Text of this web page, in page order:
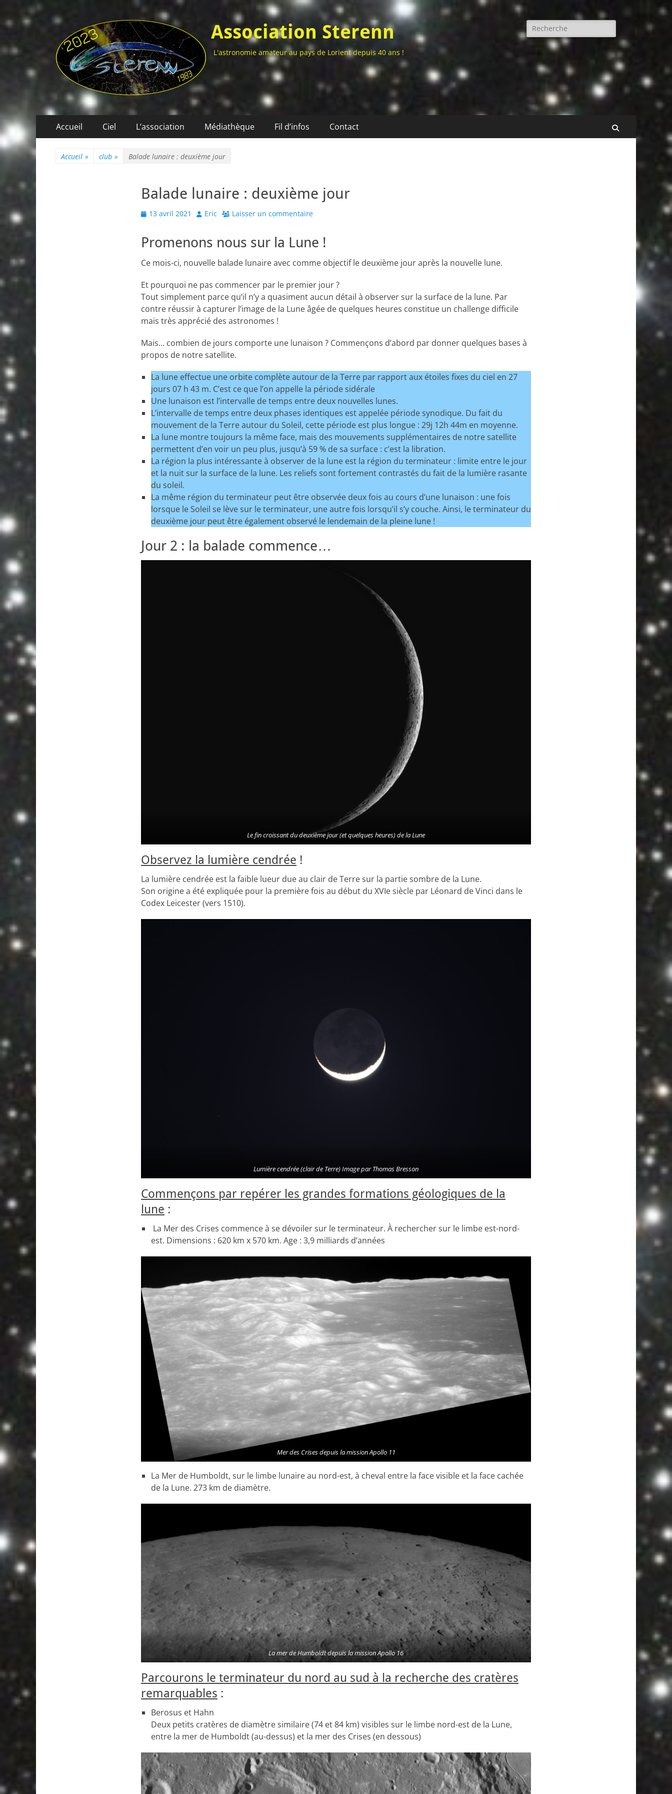
Association Sterenn
L'astronomie amateur au pays de Lorient depuis 40 ans !
Rechercher :
Menu
principal
Accueil Ciel L’association Médiathèque Fil d’infos Contact
Accueil » club » Balade lunaire : deuxième jour
Balade lunaire : deuxième jour
Posted
13 avril 2021 Author
Eric Laisser un commentaire
Promenons nous sur la Lune !
Ce mois-ci, nouvelle balade lunaire avec comme objectif le deuxième jour après la nouvelle lune.
Et pourquoi ne pas commencer par le premier jour ?
Tout simplement parce qu’il n’y a quasiment aucun détail à observer sur la surface de la lune. Par
contre réussir à capturer l’image de la Lune âgée de quelques heures constitue un challenge difficile
mais très apprécié des astronomes !
Mais… combien de jours comporte une lunaison ? Commençons d’abord par donner quelques bases à
propos de notre satellite.
La lune effectue une orbite complète autour de la Terre par rapport aux étoiles fixes du ciel en 27
jours 07 h 43 m. C’est ce que l’on appelle la période sidérale
Une lunaison est l’intervalle de temps entre deux nouvelles lunes.
L’intervalle de temps entre deux phases identiques est appelée période synodique. Du fait du
mouvement de la Terre autour du Soleil, cette période est plus longue : 29j 12h 44m en moyenne.
La lune montre toujours la même face, mais des mouvements supplémentaires de notre satellite
permettent d’en voir un peu plus, jusqu’à 59 % de sa surface : c’est la libration.
La région la plus intéressante à observer de la lune est la région du terminateur : limite entre le jour
et la nuit sur la surface de la lune. Les reliefs sont fortement contrastés du fait de la lumière rasante
du soleil.
La même région du terminateur peut être observée deux fois au cours d’une lunaison : une fois
lorsque le Soleil se lève sur le terminateur, une autre fois lorsqu’il s’y couche. Ainsi, le terminateur du
deuxième jour peut être également observé le lendemain de la pleine lune !
Jour 2 : la balade commence…
Le fin croissant du deuxième jour (et quelques heures) de la Lune
Observez la lumière cendrée !
La lumière cendrée est la faible lueur due au clair de Terre sur la partie sombre de la Lune.
Son origine a été expliquée pour la première fois au début du XVIe siècle par Léonard de Vinci dans le
Codex Leicester (vers 1510).
Lumière cendrée (clair de Terre) Image par Thomas Bresson
Commençons par repérer les grandes formations géologiques de la
lune :
La Mer des Crises commence à se dévoiler sur le terminateur. À rechercher sur le limbe est-nord-
est. Dimensions : 620 km x 570 km. Age : 3,9 milliards d’années
Mer des Crises depuis la mission Apollo 11
La Mer de Humboldt, sur le limbe lunaire au nord-est, à cheval entre la face visible et la face cachée
de la Lune. 273 km de diamètre.
La mer de Humboldt depuis la mission Apollo 16
Parcourons le terminateur du nord au sud à la recherche des cratères
remarquables :
Berosus et Hahn
Deux petits cratères de diamètre similaire (74 et 84 km) visibles sur le limbe nord-est de la Lune,
entre la mer de Humboldt (au-dessus) et la mer des Crises (en dessous)